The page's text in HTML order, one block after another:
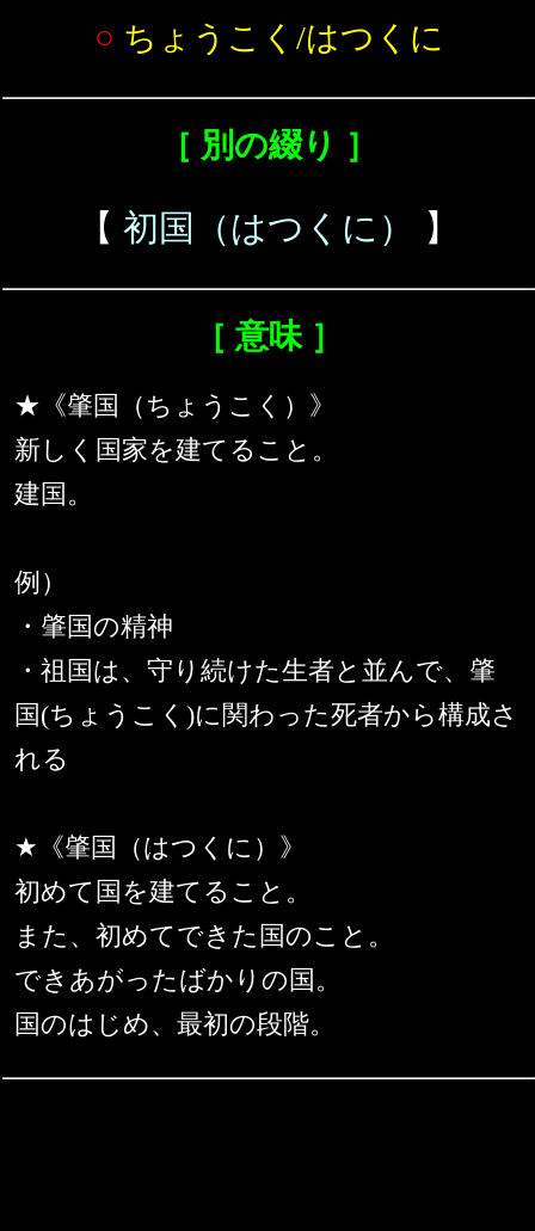
○ ちょうこく/はつくに
［ 別の綴り ］
【 初国（はつくに） 】
［ 意味 ］
★《肇国（ちょうこく）》
新しく国家を建てること。
建国。
例）
・肇国の精神
・祖国は、守り続けた生者と並んで、肇
国(ちょうこく)に関わった死者から構成さ
れる
★《肇国（はつくに）》
初めて国を建てること。
また、初めてできた国のこと。
できあがったばかりの国。
国のはじめ、最初の段階。